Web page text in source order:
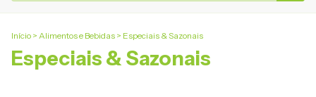
Início > Alimentos e Bebidas > Especiais & Sazonais
Especiais & Sazonais